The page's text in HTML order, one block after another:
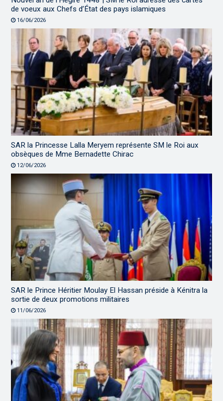
de voeux aux Chefs d’État des pays islamiques
16/06/2026
SAR la Princesse Lalla Meryem représente SM le Roi aux
obsèques de Mme Bernadette Chirac
12/06/2026
SAR le Prince Héritier Moulay El Hassan préside à Kénitra la
sortie de deux promotions militaires
11/06/2026